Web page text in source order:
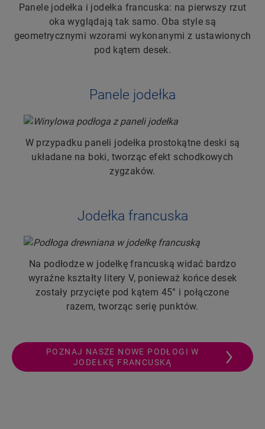
Panele jodełka i jodełka francuska: na pierwszy rzut
oka wyglądają tak samo. Oba style są
geometrycznymi wzorami wykonanymi z ustawionych
pod kątem desek.
Panele jodełka
W przypadku paneli jodełka prostokątne deski są
układane na boki, tworząc efekt schodkowych
zygzaków.
Jodełka francuska
Na podłodze w jodełkę francuską widać bardzo
wyraźne kształty litery V, ponieważ końce desek
zostały przycięte pod kątem 45° i połączone
razem, tworząc serię punktów.
POZNAJ NASZE NOWE PODŁOGI W
JODEŁKĘ FRANCUSKĄ